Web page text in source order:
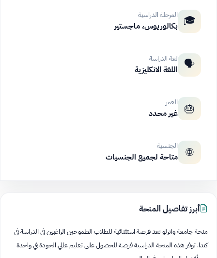
🎓 المرحلة الدراسية
بكالوريوس، ماجستير
🗣️ لغة الدراسة
اللغة الانكليزية
🎂 العمر
غير محدد
🌐 الجنسية
متاحة لجميع الجنسيات
أبرز تفاصيل المنحة
منحة جامعة واترلو تعد فرصة استثنائية للطلاب الطموحين الراغبين في الدراسة في
كندا. توفر هذه المنحة الدراسية فرصة للحصول على تعليم عالي الجودة في واحدة